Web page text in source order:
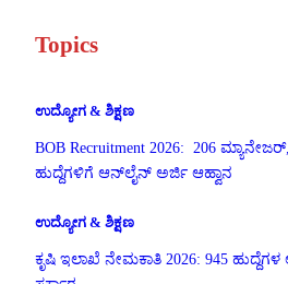
Topics
ಉದ್ಯೋಗ & ಶಿಕ್ಷಣ
BOB Recruitment 2026: 206
ಹುದ್ದೆಗಳಿಗೆ ಆನ್‌ಲೈನ್ ಅರ್ಜಿ ಆಹ್ವಾನ
ಉದ್ಯೋಗ & ಶಿಕ್ಷಣ
ಕೃಷಿ ಇಲಾಖೆ ನೇಮಕಾತಿ 2026: 945